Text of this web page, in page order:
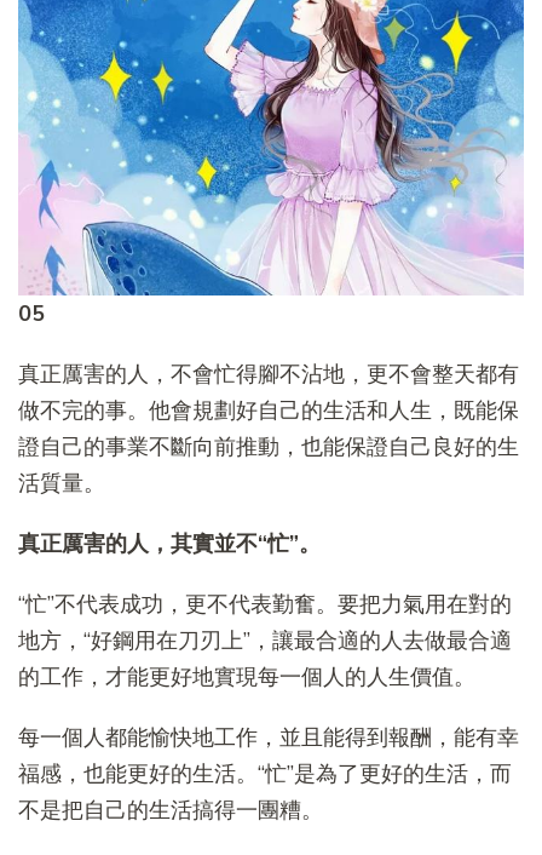
05
真正厲害的人，不會忙得腳不沾地，更不會整天都有
做不完的事。他會規劃好自己的生活和人生，既能保
證自己的事業不斷向前推動，也能保證自己良好的生
活質量。
真正厲害的人，其實並不“忙”。
“忙”不代表成功，更不代表勤奮。要把力氣用在對的
地方，“好鋼用在刀刃上”，讓最合適的人去做最合適
的工作，才能更好地實現每一個人的人生價值。
每一個人都能愉快地工作，並且能得到報酬，能有幸
福感，也能更好的生活。“忙”是為了更好的生活，而
不是把自己的生活搞得一團糟。